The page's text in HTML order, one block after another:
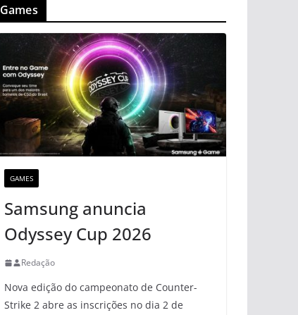
Games
GAMES
Samsung anuncia
Odyssey Cup 2026
Redação
Nova edição do campeonato de Counter-
Strike 2 abre as inscrições no dia 2 de